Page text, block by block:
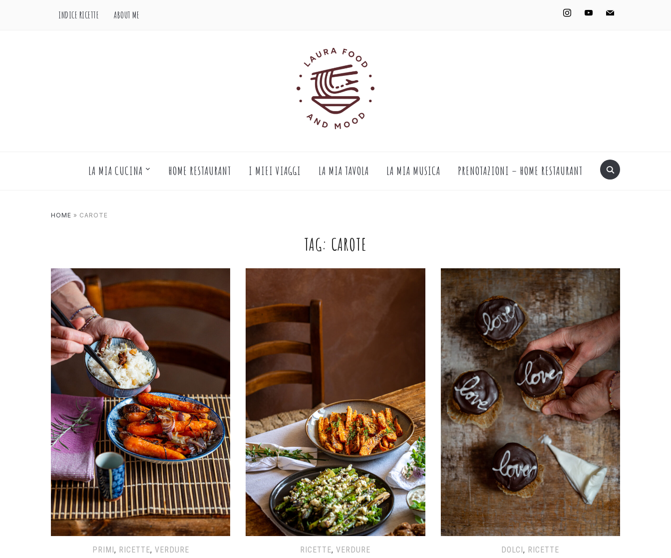
instagramyoutube mail
INDICE RICETTE ABOUT ME
LA MIA CUCINA HOME RESTAURANT I MIEI VIAGGI LA MIA TAVOLA LA MIA MUSICA PRENOTAZIONI – HOME RESTAURANT
HOME » CAROTE
TAG: CAROTE
PRIMI, RICETTE, VERDURE RICETTE,VERDURE DOLCI, RICETTE